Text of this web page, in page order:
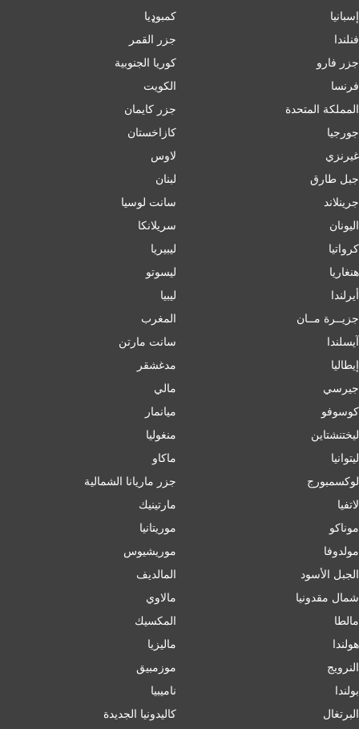
إسبانيا
فنلندا
جزر فارو
فرنسا
المملكة المتحدة
جورجيا
غيرنزي
جبل طارق
جرينلاند
اليونان
كرواتيا
هنغاريا
أيرلندا
جزيــرة مــان
آيسلندا
إﯾﻄﺎﻟﯿﺎ
جيرسي
كوسوفو
ليختنشتاين
ليتوانيا
لوكسمبورج
لاتفيا
موناكو
مولدوفا
الجبل الأسود
شمال مقدونيا
مالطا
هولندا
النرويج
بولندا
البرتغال
کمبوډیا
جزر القمر
كوريا الجنوبية
الكويت
جزر كايمان
كازاخستان
لاوس
لبنان
سانت لوسيا
سريلانكا
ليبيريا
ليسوتو
ليبيا
المغرب
سانت مارتن
مدغشقر
مالي
ميانمار
منغوليا
ماكاو
جزر ماريانا الشمالية
مارتينيك
موريتانيا
موريشيوس
المالديف
مالاوي
المكسيك
ماليزيا
موزمبيق
ناميبيا
كاليدونيا الجديدة